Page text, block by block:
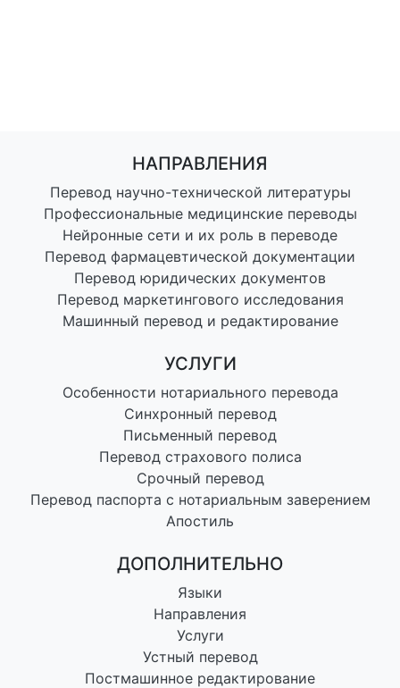
НАПРАВЛЕНИЯ
Перевод научно-технической литературы
Профессиональные медицинские переводы
Нейронные сети и их роль в переводе
Перевод фармацевтической документации
Перевод юридических документов
Перевод маркетингового исследования
Машинный перевод и редактирование
УСЛУГИ
Особенности нотариального перевода
Синхронный перевод
Письменный перевод
Перевод страхового полиса
Срочный перевод
Перевод паспорта с нотариальным заверением
Апостиль
ДОПОЛНИТЕЛЬНО
Языки
Направления
Услуги
Устный перевод
Постмашинное редактирование